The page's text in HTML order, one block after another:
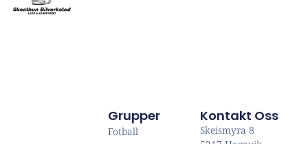
Grupper
Fotball
Kontakt Oss
Skeismyra 8